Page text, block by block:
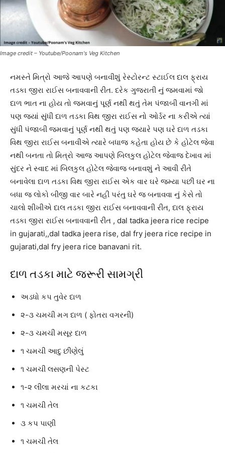
Image credit – Youtube/Poonam's Veg Kitchen
નમસ્તે મિત્રો આજે આપણે બનાવીશું રેસ્ટોરન્ટ સ્ટાઈલ દાલ ફ્રાય
તડકા જીરા રાઈસ બનાવવાની રીત. દરેક ગુજરાતી નું જમવામાં જો
દાળ ભાત ના હોય તો જમવાનું પૂર્ણ નથી થતું તેમ પંજાબી વાનગી માં
પણ જ્યાં સુંધી દાળ તડકા વિથ જીરા રાઈસ નો ઓર્ડર ના કરીએ ત્યાં
સુંધી પંજાબી જમવાનું પૂર્ણ નથી થતું પણ જ્યારે પણ ઘરે દાળ તડકા
વિથ જીરા રાઈસ બનાવીએ ત્યારે બધાજ કહેતા હોય છે કે હોટેલ જેવા
નથી બનતા તો મિત્રો આજ આપણે બિલકુલ હોટેલ જેવાજ દેખાવ માં
સુંદર ને સ્વાદ માં બિલકુલ હોટેલ જેવાજ બનાવશું ને આવી રીતે
બનાવેલા દાળ તડકા વિથ જીરા રાઈસ એક વાર ઘરે જમ્યા પછી ઘર ના
બધા જ લોકો બીજી વાર બારે નહી પરંતુ ઘરે જ બનાવવા નું કેસે તો
ચાલો શીખીએ દાલ તડકા જીરા રાઈસ બનાવવાની રીત, દાલ ફ્રાય
તડકા જીરા રાઈસ બનાવવાની રીત , dal tadka jeera rice recipe
in gujarati,,dal tadka jeera rise, dal fry jeera rice recipe in
gujarati,dal fry jeera rice banavani rit.
દાળ તડકા માટે જરૂરી સામગ્રી
અડધો કપ તુવેર દાળ
૨-૩ ચમચી મગ દાળ ( ફોતરા વગરની)
૨-૩ ચમચી મસૂર દાળ
૧ ચમચી આદુ છીણેલું
૧ ચમચી લસણની પેસ્ટ
૧-૨ લીલા મરચાં ના કટકા
૧ ચમચી તેલ
૩ કપ પાણી
૧ ચમચી તેલ